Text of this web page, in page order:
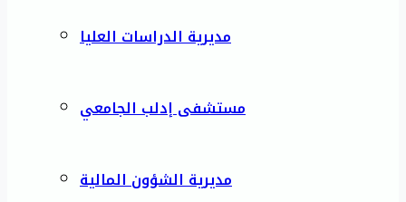
مديرية الدراسات العليا
مستشفى إدلب الجامعي
مديرية الشؤون المالية